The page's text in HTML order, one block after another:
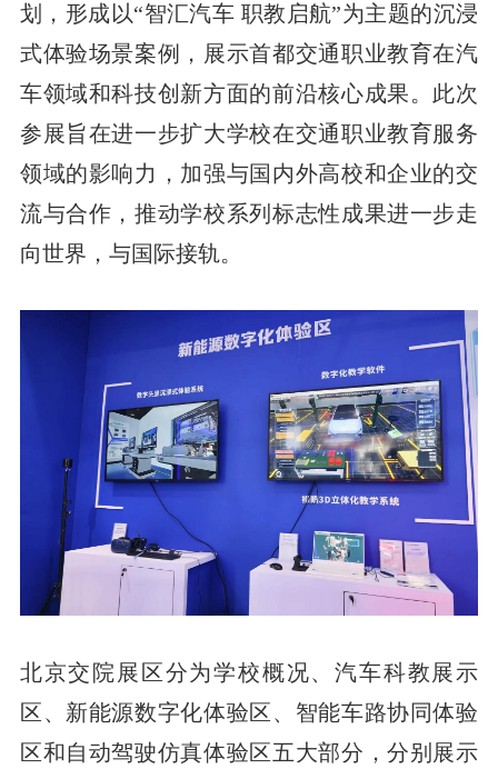
划，形成以“智汇汽车 职教启航”为主题的沉浸
式体验场景案例，展示首都交通职业教育在汽
车领域和科技创新方面的前沿核心成果。此次
参展旨在进一步扩大学校在交通职业教育服务
领域的影响力，加强与国内外高校和企业的交
流与合作，推动学校系列标志性成果进一步走
向世界，与国际接轨。
北京交院展区分为学校概况、汽车科教展示
区、新能源数字化体验区、智能车路协同体验
区和自动驾驶仿真体验区五大部分，分别展示